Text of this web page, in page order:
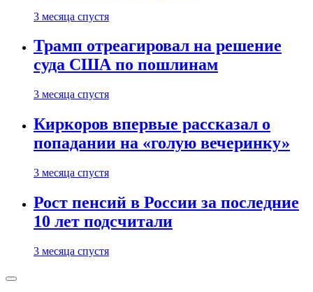
3 месяца спустя
Трамп отреагировал на решение
суда США по пошлинам
3 месяца спустя
Киркоров впервые рассказал о
попадании на «голую вечеринку»
3 месяца спустя
Рост пенсий в России за последние
10 лет подсчитали
3 месяца спустя